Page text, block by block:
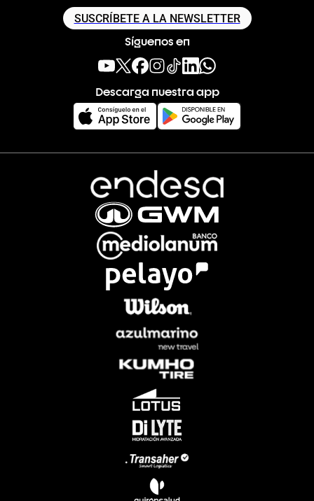
SUSCRÍBETE A LA NEWSLETTER
Síguenos en
Descarga nuestra app